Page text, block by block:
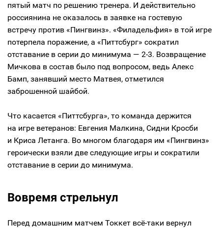
пятый матч по решению тренера. И действительно
россиянина не оказалось в заявке на гостевую
встречу против «Пингвинз». «Филадельфия» в той игре
потерпела поражение, а «Питтсбург» сократил
отставание в серии до минимума — 2-3. Возвращение
Мичкова в состав было под вопросом, ведь Алекс
Бамп, занявший место Матвея, отметился
заброшенной шайбой.
Что касается «Питтсбурга», то команда держится
на игре ветеранов: Евгения Малкина, Сидни Кросби
и Криса Летанга. Во многом благодаря им «Пингвинз»
героически взяли две следующие игры и сократили
отставание в серии до минимума.
Вовремя стрельнул
Перед домашним матчем Токкет всё-таки вернул